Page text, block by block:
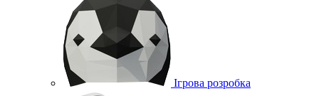
Ігрова розробка